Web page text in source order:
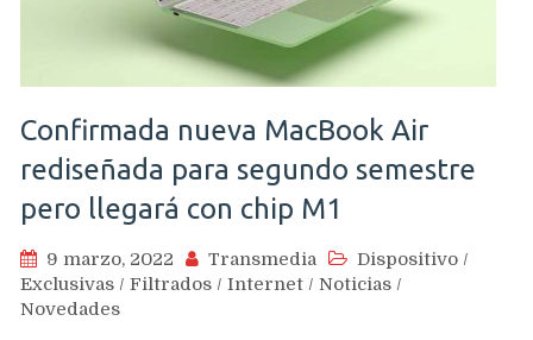
Confirmada nueva MacBook Air
rediseñada para segundo semestre
pero llegará con chip M1
9 marzo, 2022 Transmedia Dispositivo /
Exclusivas / Filtrados / Internet / Noticias /
Novedades